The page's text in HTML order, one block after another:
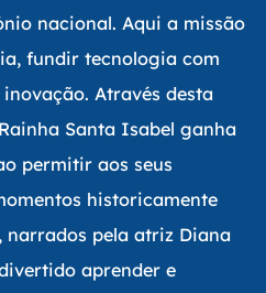
nacional. Aqui a missão
fundir tecnologia com
Através desta
Santa Isabel ganha
permitir aos seus
historicamente
narrados pela atriz Diana
aprender e